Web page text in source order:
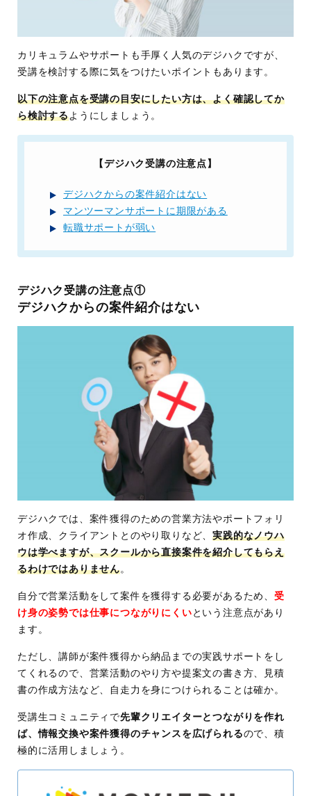
カリキュラムやサポートも手厚く人気のデジハクですが、
受講を検討する際に気をつけたいポイントもあります。
以下の注意点を受講の目安にしたい方は、よく確認してか
ら検討するようにしましょう。
【デジハク受講の注意点】
デジハクからの案件紹介はない
マンツーマンサポートに期限がある
転職サポートが弱い
デジハク受講の注意点①
デジハクからの案件紹介はない
デジハクでは、案件獲得のための営業方法やポートフォリ
オ作成、クライアントとのやり取りなど、実践的なノウハ
ウは学べますが、スクールから直接案件を紹介してもらえ
るわけではありません。
自分で営業活動をして案件を獲得する必要があるため、 受
け身の姿勢では仕事につながりにくい という注意点があり
ます。
ただし、講師が案件獲得から納品までの実践サポートをし
てくれるので、営業活動のやり方や提案文の書き方、見積
書の作成方法など、自走力を身につけられることは確か。
受講生コミュニティで先輩クリエイターとつながりを作れ
ば、情報交換や案件獲得のチャンスを広げられるので、積
極的に活用しましょう。